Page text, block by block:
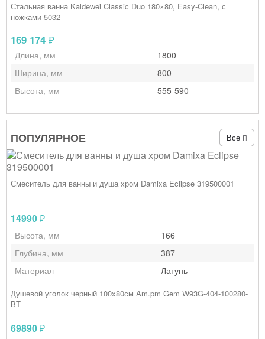
Стальная ванна Kaldewei Classic Duo 180×80, Easy‑Clean, с
ножками 5032
169 174 ₽
Длина, мм
1800
Ширина, мм
800
Высота, мм
555-590
ПОПУЛЯРНОЕ Все
Смеситель для ванны и душа хром Damixa Eclipse 319500001
14990₽
Высота, мм
166
Глубина, мм
387
Материал
Латунь
Душевой уголок черный 100x80см Am.pm Gem W93G-404-100280-
BT
69890₽